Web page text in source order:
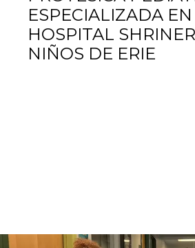
ESPECIALIZADA
HOSPITAL
NIÑOS DE ERIE